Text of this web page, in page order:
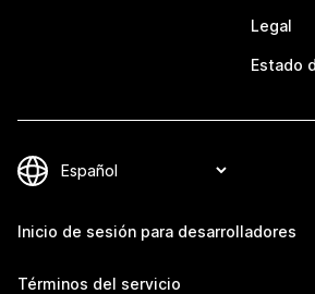
Legal
Estado
Inicio de sesión para desarrolladores
Términos del servicio